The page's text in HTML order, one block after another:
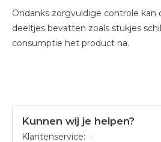
Ondanks zorgvuldige controle kan
deeltjes bevatten zoals stukjes
consumptie het product na.
Kunnen wij je helpen?
Klantenservice: